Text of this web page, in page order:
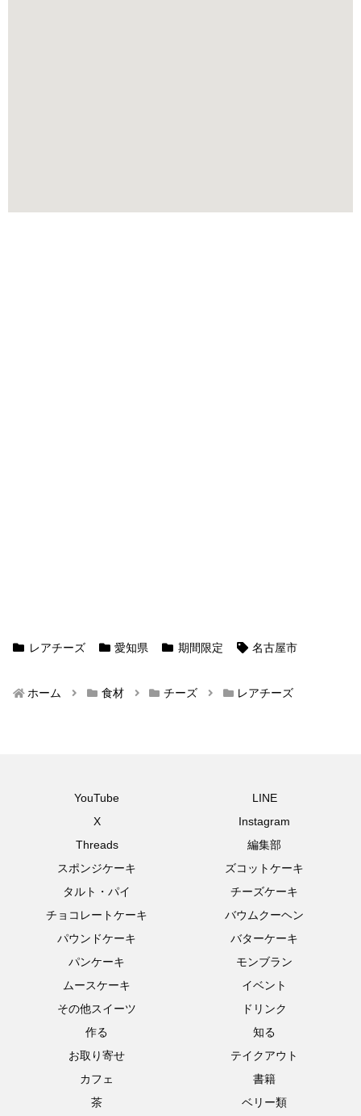
レアチーズ 愛知県 期間限定 名古屋市
ホーム 食材 チーズ レアチーズ
YouTube
LINE
X
Instagram
Threads
編集部
スポンジケーキ
ズコットケーキ
タルト・パイ
チーズケーキ
チョコレートケーキ
バウムクーヘン
パウンドケーキ
バターケーキ
パンケーキ
モンブラン
ムースケーキ
イベント
その他スイーツ
ドリンク
作る
知る
お取り寄せ
テイクアウト
カフェ
書籍
茶
ベリー類